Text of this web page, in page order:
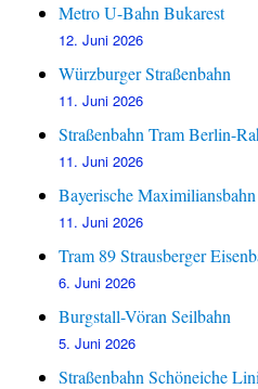
Metro U-Bahn Bukarest
12. Juni 2026
Würzburger Straßenbahn
11. Juni 2026
Straßenbahn Tram Berlin-
11. Juni 2026
Bayerische
11. Juni 2026
Tram 89 Strausberger
6. Juni 2026
Burgstall-Vöran Seilbahn
5. Juni 2026
Straßenbahn Schöneiche